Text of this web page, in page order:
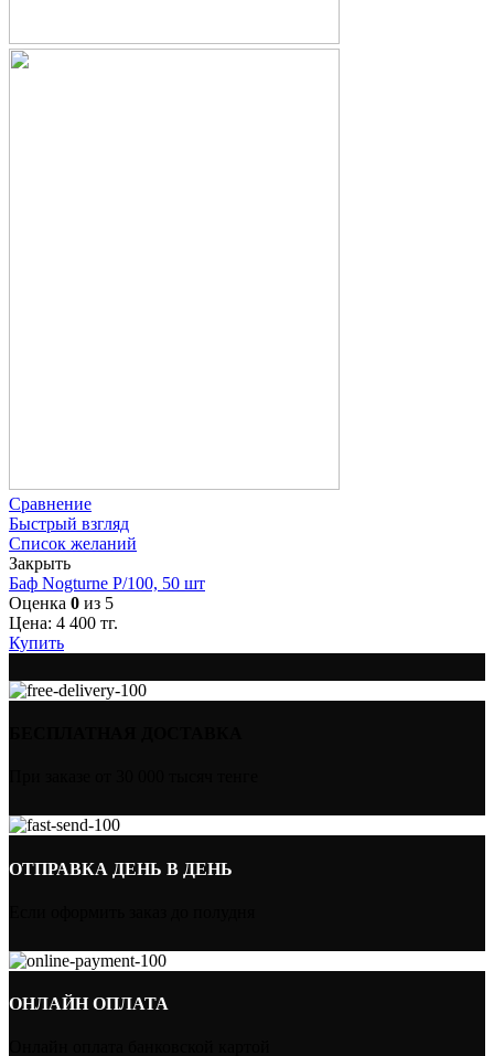
Сравнение
Быстрый взгляд
Список желаний
Закрыть
Баф Nogturne P/100, 50 шт
Оценка 0 из 5
Цена: 4 400 тг.
Купить
ОТПРАВКА ДЕНЬ В ДЕНЬ
ОНЛАЙН ОПЛАТА